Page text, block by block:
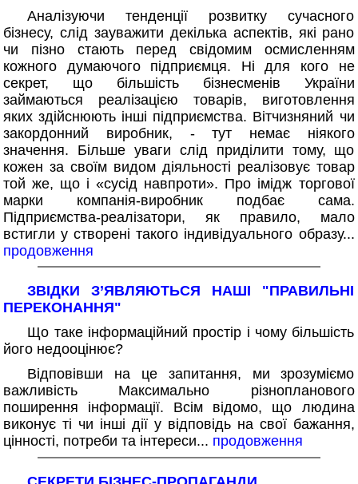
Аналізуючи тенденції розвитку сучасного
бізнесу, слід зауважити декілька аспектів, які рано
чи пізно стають перед свідомим осмисленням
кожного думаючого підприємця. Ні для кого не
секрет, що більшість бізнесменів України
займаються реалізацією товарів, виготовлення
яких здійснюють інші підприємства. Вітчизняний чи
закордонний виробник, - тут немає ніякого
значення. Більше уваги слід приділити тому, що
кожен за своїм видом діяльності реалізовує товар
той же, що і «сусід навпроти». Про імідж торгової
марки компанія-виробник подбає сама.
Підприємства-реалізатори, як правило, мало
встигли у створені такого індивідуального образу...
продовження
ЗВІДКИ З’ЯВЛЯЮТЬСЯ НАШІ "ПРАВИЛЬНІ
ПЕРЕКОНАННЯ"
Що таке інформаційний простір і чому більшість
його недооцінює?
Відповівши на це запитання, ми зрозуміємо
важливість Максимально різнопланового
поширення інформації. Всім відомо, що людина
виконує ті чи інші дії у відповідь на свої бажання,
цінності, потреби та інтереси... продовження